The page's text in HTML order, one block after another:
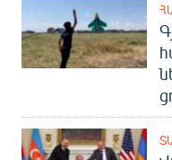
«Ազատության»